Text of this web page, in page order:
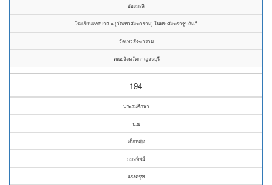
อ่องมะลิ
โรงเรียนเทศบาล ๑ (วัดเทวสังฆาราม) ในพระสังฆราชูปถัมภ์
วัดเทวสังฆาราม
คณะจังหวัดกาญจนบุรี
194
ประถมศึกษา
ป.๕
เด็กหญิง
กมลทิพย์
แรงครุฑ